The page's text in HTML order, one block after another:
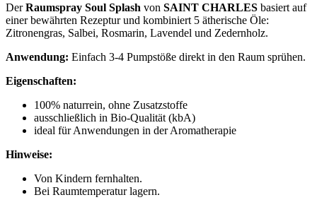
DerRaumspray Soul Splash von SAINT CHARLES basiert auf
einer bewährten Rezeptur und kombiniert 5 ätherische Öle:
Zitronengras, Salbei, Rosmarin, Lavendel und Zedernholz.
Anwendung: Einfach 3-4 Pumpstöße direkt in den Raum sprühen.
Eigenschaften:
100% naturrein, ohne Zusatzstoffe
ausschließlich in Bio-Qualität (kbA)
ideal für Anwendungen in der Aromatherapie
Hinweise:
Von Kindern fernhalten.
Bei Raumtemperatur lagern.